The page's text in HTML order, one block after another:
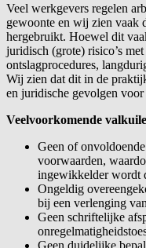
Veel werkgevers regelen
gewoonte en wij zien vaak
hergebruikt. Hoewel dit
juridisch (grote) risico’s
ontslagprocedures,
Wij zien dat dit in de
en juridische gevolgen
Veelvoorkomende
Geen of
voorwaarden,
ingewikkelder wordt
Ongeldig
bij een verlenging
Geen schriftelijke
Geen duidelijke